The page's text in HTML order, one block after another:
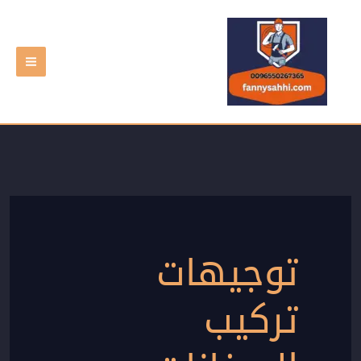
تخطي
المحتوى
توجيهات
تركيب